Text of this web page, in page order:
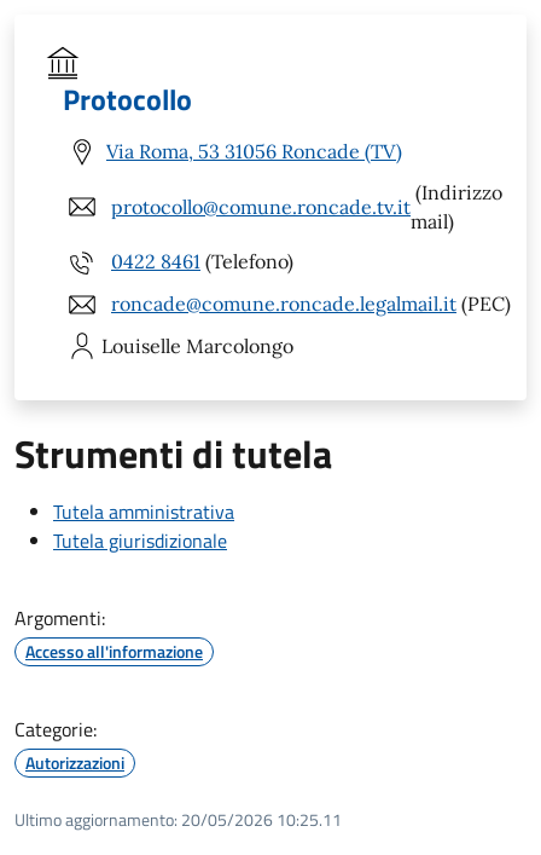
Protocollo
Via Roma, 53 31056 Roncade (TV)
protocollo@comune.roncade.tv.it
(Indirizzo
mail)
0422 8461 (Telefono)
roncade@comune.roncade.legalmail.it (PEC)
Louiselle Marcolongo
Strumenti di tutela
Tutela amministrativa
Tutela giurisdizionale
Argomenti:
Accesso all'informazione
Categorie:
Autorizzazioni
Ultimo aggiornamento: 20/05/2026 10:25.11